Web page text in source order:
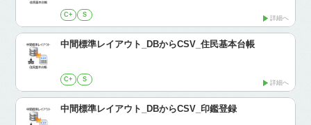
C+ S 詳細へ
中間標準レイアウト_DBからCSV_住民基本台帳
C+ S 詳細へ
中間標準レイアウト_DBからCSV_印鑑登録